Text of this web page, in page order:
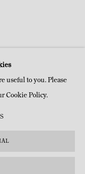
useful to you. Please
Cookie Policy.